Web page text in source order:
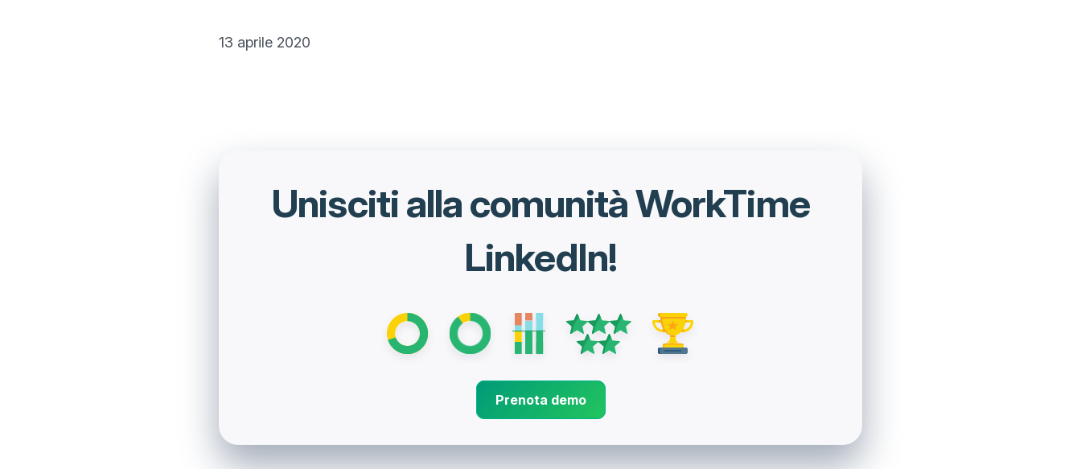
13 aprile 2020
Unisciti alla comunità WorkTime
LinkedIn!
Prenota demo